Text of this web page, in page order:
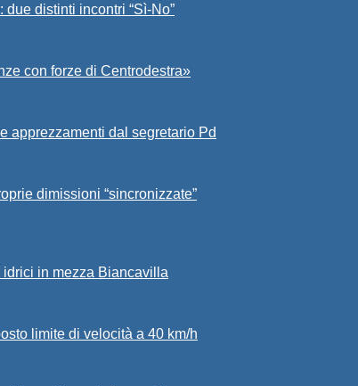
distinti incontri “Sì-No”
con forze di Centrodestra»
apprezzamenti dal segretario Pd
dimissioni “sincronizzate”
in mezza Biancavilla
limite di velocità a 40 km/h